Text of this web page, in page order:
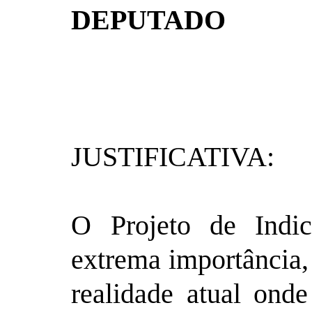
DEPUTADO
JUSTIFICATIVA:
O Projeto de
extrema
realidade atual